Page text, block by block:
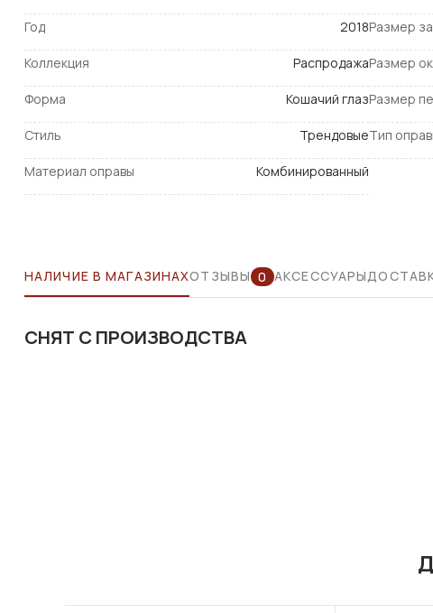
Год 2018
Коллекция Распродажа
Форма Кошачий глаз
Стиль Трендовые
Материал оправы Комбинированный
Размер
Размер
Размер
Тип
НАЛИЧИЕ В МАГАЗИНАХОТЗЫВЫ 0 АКСЕССУАРЫ
СНЯТ С ПРОИЗВОДСТВА